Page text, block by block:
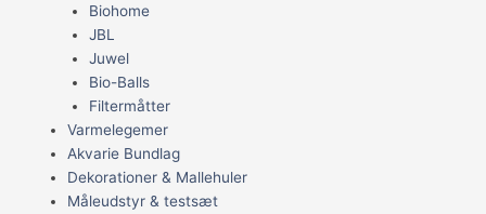
Biohome
JBL
Juwel
Bio-Balls
Filtermåtter
Varmelegemer
Akvarie Bundlag
Dekorationer & Mallehuler
Måleudstyr & testsæt